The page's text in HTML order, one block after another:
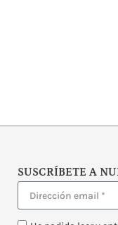
SUSCRÍBETE A